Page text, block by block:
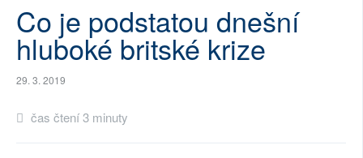
ARCHIV
ROZHOVORY
TÉMATA
NEJČTENĚJŠÍ ZA 7 DNÍ
Co je podstatou dnešní
hluboké britské krize
29. 3. 2019
čas čtení 3 minuty